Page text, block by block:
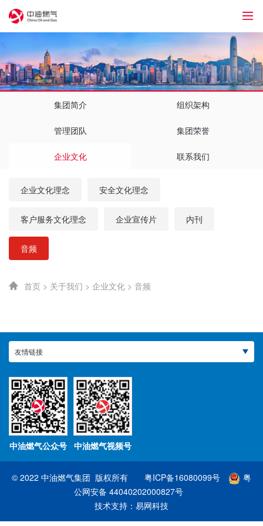
集团简介 组织架构
管理团队 集团荣誉
企业文化 联系我们
企业文化理念 安全文化理念
客户服务文化理念 企业宣传片 内刊
音频
首页 > 关于我们 > 企业文化 > 音频
友情链接
中油燃气公众号 中油燃气视频号
© 2022 中油燃气集团 版权所有 粤ICP备16080099号
粤
公网安备 44040202000827号
技术支持： 易网科技